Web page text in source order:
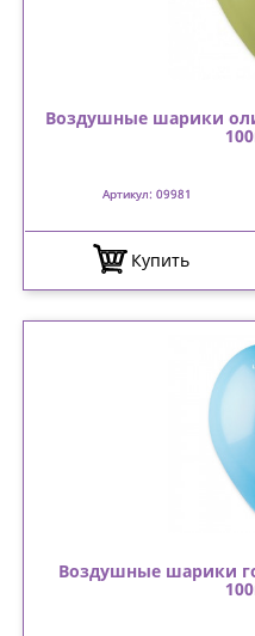
Воздушные шарики
Артикул: 09981
Купить
Воздушные шарики